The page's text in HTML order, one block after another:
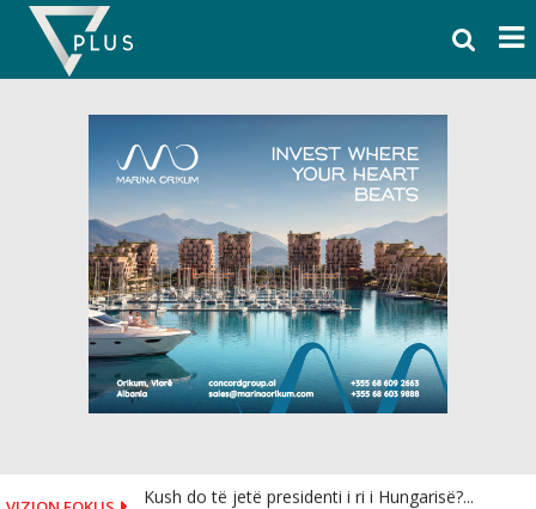
Skip
content
Kush do të jetë presidenti i ri i Hungarisë?...